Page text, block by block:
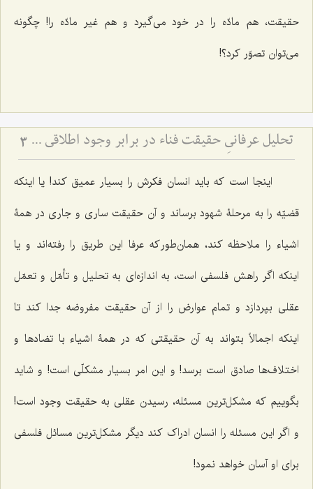
حقیقت، هم مادّه را در خود می‌گیرد و هم غیر مادّه را! چگونه
می‌توان تصوّر کرد؟!
تحلیل عرفانیِ حقیقت فناء در برابر وجود اطلاقی - نقد استقلال عین ثابت و تبیین صرافت وجود در سلوک شهودی 3
اینجا است که باید انسان فکرش را بسیار عمیق کند! یا اینکه
قضیّه را به مرحلۀ شهود برساند و آن حقیقت ساری و جاری در همۀ
اشیاء را ملاحظه کند، همان‌طور که عرفا این طریق را رفته‌اند و یا
اینکه اگر راهش فلسفی است، به اندازه‌ای به تحلیل و تأمّل و تعمّل
عقلی بپردازد و تمام عوارض را از آن حقیقت مفروضه جدا کند تا
اینکه اجمالاً بتواند به آن حقیقتی که در همۀ اشیاء با تضادها و
اختلاف‌ها صادق است برسد! و این امر بسیار مشکلّی است! و شاید
بگوییم که مشکل‌ترین مسئله، رسیدن عقلی به حقیقت وجود است!
و اگر این مسئله را انسان ادراک کند دیگر مشکل‌ترین مسائل فلسفی
برای او آسان خواهد نمود!